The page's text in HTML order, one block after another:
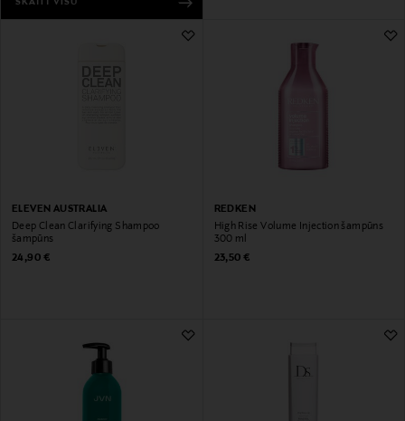
SKATĪT VISU
ELEVEN AUSTRALIA
Deep Clean Clarifying Shampoo
šampūns
Original Price
24,90 €
REDKEN
High Rise Volume Injection šampūns
300 ml
Original Price
23,50 €